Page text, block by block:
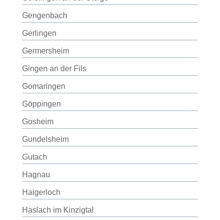
Gengenbach
Gerlingen
Germersheim
Gingen an der Fils
Gomaringen
Göppingen
Gosheim
Gundelsheim
Gutach
Hagnau
Haigerloch
Haslach im Kinzigtal